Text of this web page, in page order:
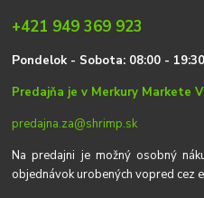
+421 949 369 923
Pondelok - Sobota: 08:00 -
Predajňa je v Merkury Markete
predajna.za@shrimp.sk
Na predajni je možný osobný
objednávok urobených vopred cez